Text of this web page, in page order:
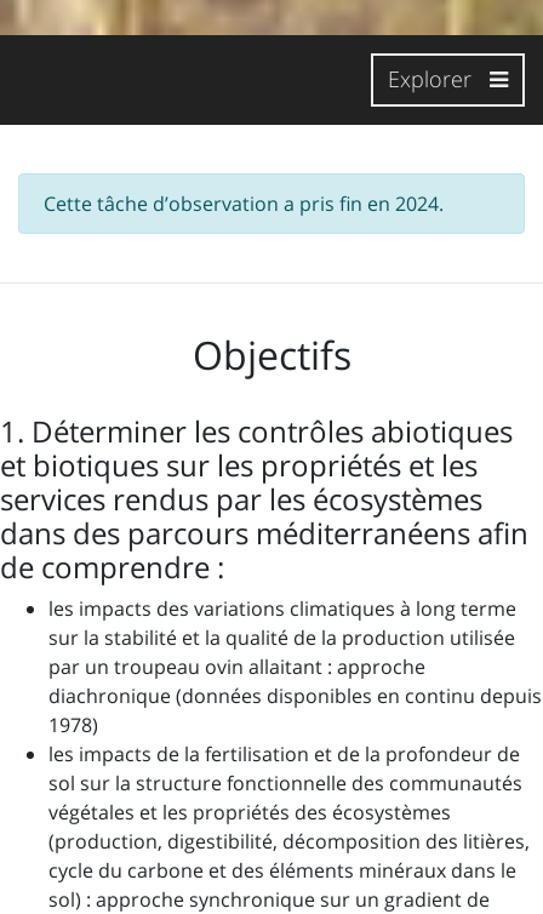
Explorer
Cette tâche d’observation a pris fin en 2024.
Objectifs
1. Déterminer les contrôles abiotiques
et biotiques sur les propriétés et les
services rendus par les écosystèmes
dans des parcours méditerranéens afin
de comprendre :
les impacts des variations climatiques à long terme
sur la stabilité et la qualité de la production utilisée
par un troupeau ovin allaitant : approche
diachronique (données disponibles en continu depuis
1978)
les impacts de la fertilisation et de la profondeur de
sol sur la structure fonctionnelle des communautés
végétales et les propriétés des écosystèmes
(production, digestibilité, décomposition des litières,
cycle du carbone et des éléments minéraux dans le
sol) : approche synchronique sur un gradient de